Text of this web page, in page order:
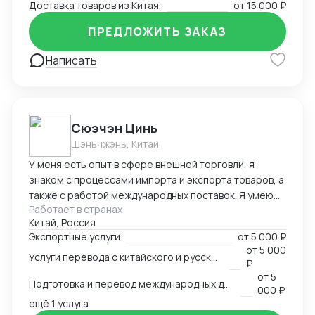
Доставка товаров из Китая.
от15 000 ₽
Написать
ПРЕДЛОЖИТЬ ЗАКАЗ
Cюэчэн Цинь
Шэньчжэнь, Китай
У меня есть опыт в сфере внешней торговли, я
знаком с процессами импорта и экспорта товаров, а
также с работой международных поставок. Я умею
вести переговоры с зарубежными партнерами,
заключать контракты, а также решать вопросы,
связанные с логистикой и таможней. Могу
предоставить консультации по внешней торговле.
Работает в странах
Китай, Россия
Экспортные услуги
от5 000 ₽
от5 000
₽
от5
000 ₽
ещё 1 услуга